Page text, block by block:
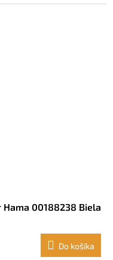
00188238 Biela
Do košíka